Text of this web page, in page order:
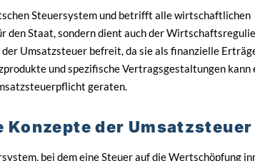
Steuersystem und betrifft alle wirtschaftlichen
Staat, sondern dient auch der
Umsatzsteuer befreit, da sie als finanzielle
und spezifische Vertragsgestaltungen kann
geraten.
der Umsatzsteuer
bei dem eine Steuer auf die Wertschöpfung